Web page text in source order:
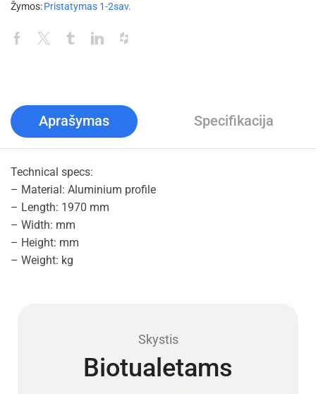
Žymos:Pristatymas 1-2sav.
Aprašymas Specifikacija
Technical specs:
– Material: Aluminium profile
– Length: 1970 mm
– Width: mm
– Height: mm
– Weight: kg
Skystis
Biotualetams